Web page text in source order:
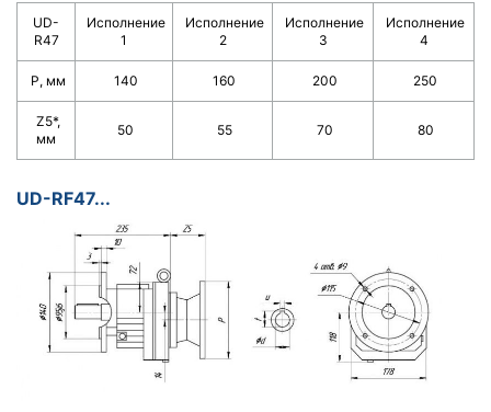
UD-
R47
Исполнение
1
Исполнение
2
Исполнение
3
Исполнение
4
Р, мм 140 160 200 250
Z5*,
мм
50 55 70 80
UD-RF47...